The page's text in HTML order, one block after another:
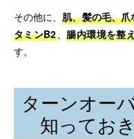
その他に、肌、髪の毛、
タミンB2、腸内環境を整
す。
ターンオー
知ってお